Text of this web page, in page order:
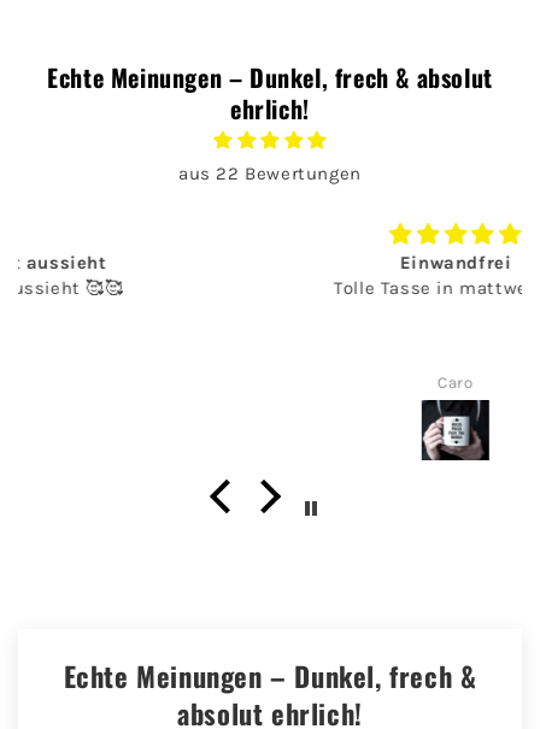
Echte Meinungen – Dunkel, frech & absolut
ehrlich!
aus 22 Bewertungen
Tolle Tasse in mattweiß. 👌🏻
Echte Meinungen – Dunkel, frech &
absolut ehrlich!